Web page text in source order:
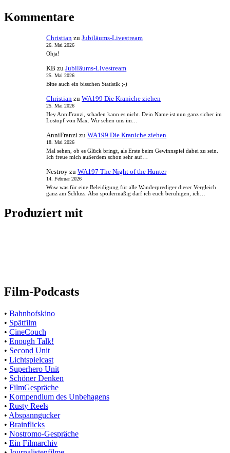
Kommentare
Christian zuJubiläums-Livestream
26. Mai 2026
Ohja!
KB zuJubiläums-Livestream
25. Mai 2026
Bitte auch ein bisschen Statistik ;-)
Christian zuWA199 Die Kraniche ziehen
25. Mai 2026
Hey AnniFranzi, schaden kann es nicht. Dein Name ist nun ganz sicher im
Lostopf von Max. Wir sehen uns im…
AnniFranzi zuWA199 Die Kraniche ziehen
18. Mai 2026
Mal sehen, ob es Glück bringt, als Erste beim Gewinnspiel dabei zu sein.
Ich freue mich außerdem schon sehr auf…
Nestroy zuWA197 The Night of the Hunter
14. Februar 2026
Wow was für eine Beleidigung für alle Wanderprediger dieser Vergleich
ganz am Schluss. Also spoilermäßig darf ich euch beruhigen, ich…
Produziert mit
Film-Podcasts
• Bahnhofskino
• Spätfilm
• CineCouch
• Enough Talk!
• Second Unit
• Lichtspielcast
• Superhero Unit
• Schöner Denken
• FilmGespräche
• Kompendium des Unbehagens
• Rusty Reels
• Abspanngucker
• Brainflicks
• Nostromo-Gespräche
• Ein Filmarchiv